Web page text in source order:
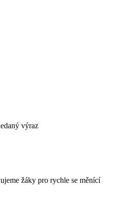
výraz
žáky pro rychle se měnící